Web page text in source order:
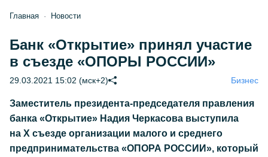
Главная Новости
Банк «Открытие» принял участие
в съезде «ОПОРЫ РОССИИ»
29.03.2021 15:02 (мск+2) Бизнес
Заместитель президента-председателя правления
банка «Открытие» Надия Черкасова выступила
на Х съезде организации малого и среднего
предпринимательства «ОПОРА РОССИИ», который